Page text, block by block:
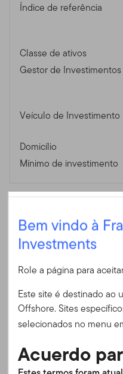
Entrar
ID do usuário
Senha
Índice de referência
Classe de ativos
Gestor de Investimentos
Veículo de Investimento
Domicílio
Mínimo de investimento
Comissão Máxima de
Subscrição
Custos Correntes
Identificadores
Código CUSIP
ISIN
Bem vindo à
Investments
Role a página para
Este site é destinado ao
Offshore. Sites
selecionados no menu
Acuerdo